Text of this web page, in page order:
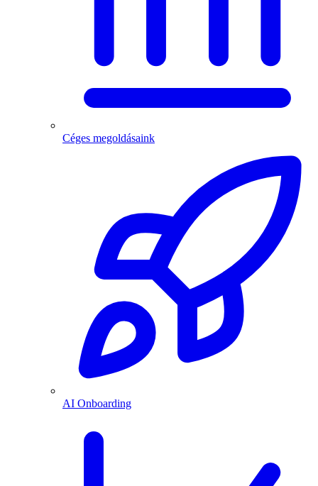
Céges megoldásaink
AI Onboarding